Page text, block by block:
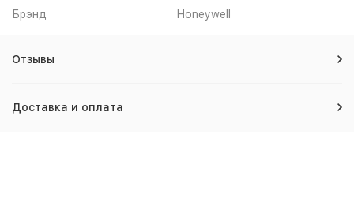
Брэнд Honeywell
Отзывы
Доставка и оплата